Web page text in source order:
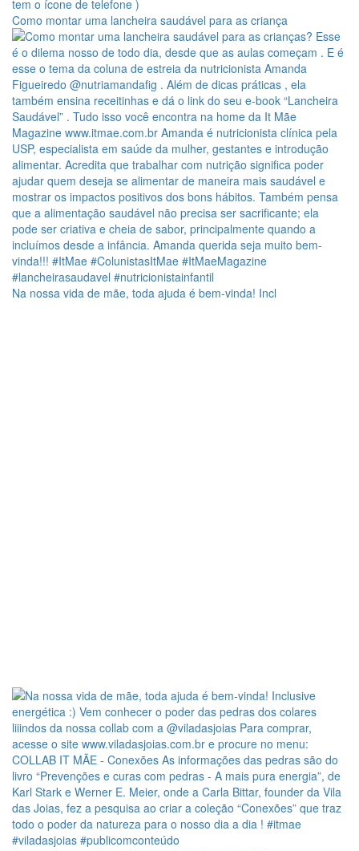
Como montar uma lancheira saudável para as criança
Na nossa vida de mãe, toda ajuda é bem-vinda! Incl